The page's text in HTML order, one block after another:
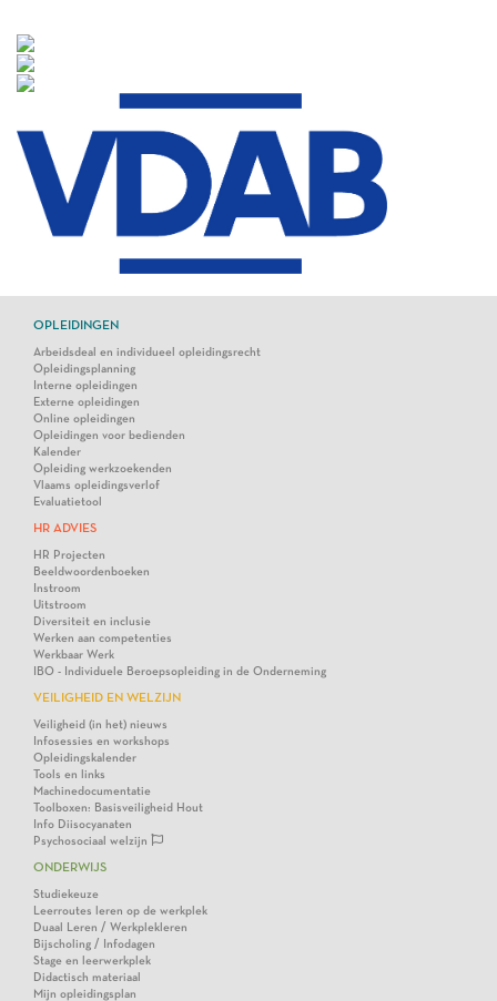
OPLEIDINGEN
Arbeidsdeal en individueel opleidingsrecht
Opleidingsplanning
Interne opleidingen
Externe opleidingen
Online opleidingen
Opleidingen voor bedienden
Kalender
Opleiding werkzoekenden
Vlaams opleidingsverlof
Evaluatietool
HR ADVIES
HR Projecten
Beeldwoordenboeken
Instroom
Uitstroom
Diversiteit en inclusie
Werken aan competenties
Werkbaar Werk
IBO - Individuele Beroepsopleiding in de Onderneming
VEILIGHEID EN WELZIJN
Veiligheid (in het) nieuws
Infosessies en workshops
Opleidingskalender
Tools en links
Machinedocumentatie
Toolboxen: Basisveiligheid Hout
Info Diisocyanaten
Psychosociaal welzijn
ONDERWIJS
Studiekeuze
Leerroutes leren op de werkplek
Duaal Leren / Werkplekleren
Bijscholing / Infodagen
Stage en leerwerkplek
Didactisch materiaal
Mijn opleidingsplan